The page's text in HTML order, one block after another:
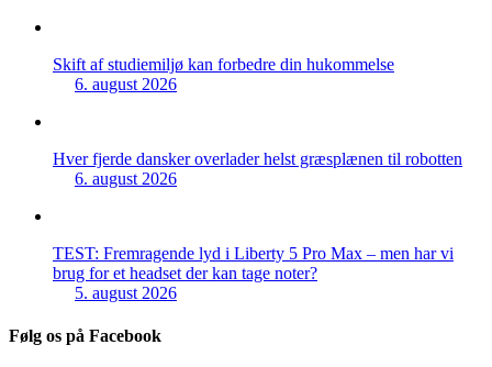
Skift af studiemiljø kan forbedre din hukommelse
6. august 2026
Hver fjerde dansker overlader helst græsplænen til robotten
6. august 2026
TEST: Fremragende lyd i Liberty 5 Pro Max – men har vi
brug for et headset der kan tage noter?
5. august 2026
Følg os på Facebook